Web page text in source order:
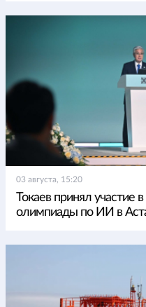
03 августа, 15:20
Токаев принял
олимпиады по ИИ в